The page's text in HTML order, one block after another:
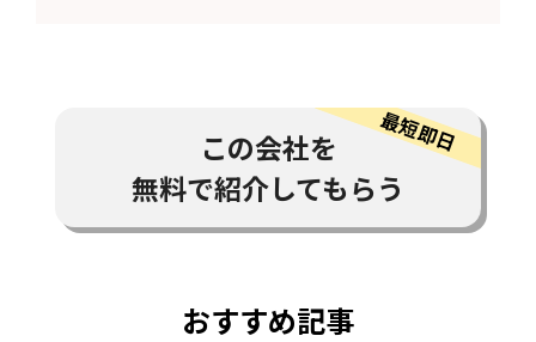
この会社を
無料で紹介してもらう
おすすめ記事